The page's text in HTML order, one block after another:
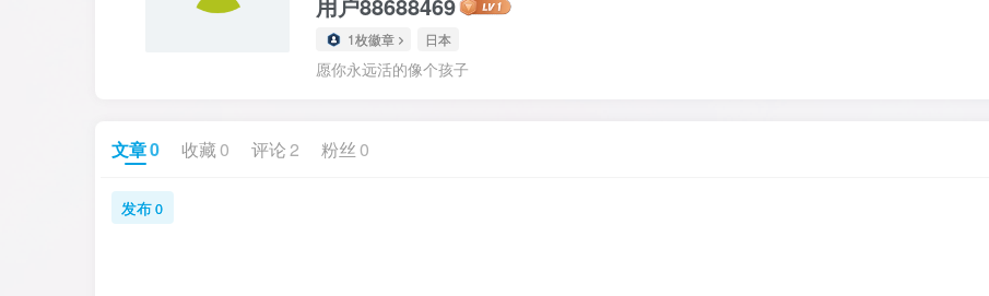
1枚徽章 日本
愿你永远活的像个孩子
文章0 收藏 0 评论2 粉丝 0
发布0